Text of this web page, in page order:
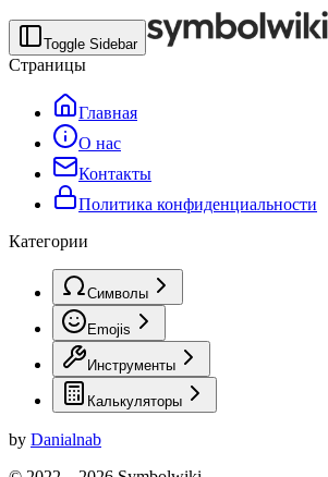
Toggle Sidebar
Страницы
Главная
О нас
Контакты
Политика конфиденциальности
Категории
Символы
Emojis
Инструменты
Калькуляторы
by Danialnab